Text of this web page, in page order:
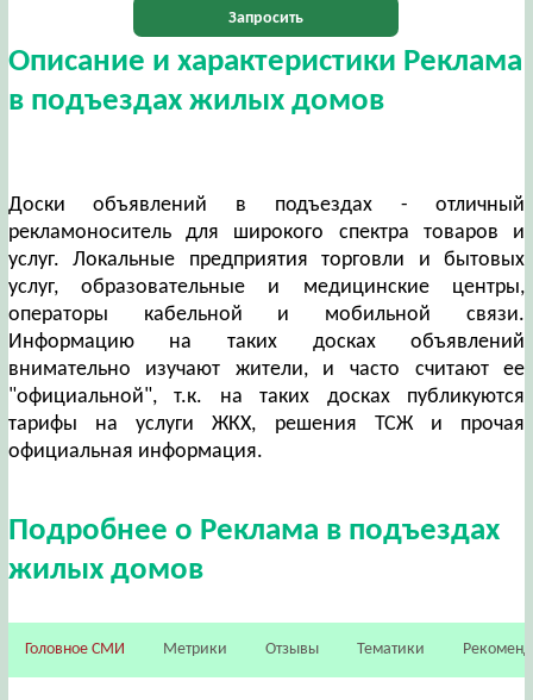
Запросить
Описание и характеристики Реклама
в подъездах жилых домов
Доски объявлений в подъездах - отличный
рекламоноситель для широкого спектра товаров и
услуг. Локальные предприятия торговли и бытовых
услуг, образовательные и медицинские центры,
операторы кабельной и мобильной связи.
Информацию на таких досках объявлений
внимательно изучают жители, и часто считают ее
"официальной", т.к. на таких досках публикуются
тарифы на услуги ЖКХ, решения ТСЖ и прочая
официальная информация.
Подробнее о Реклама в подъездах
жилых домов
Головное СМИ Метрики Отзывы Тематики